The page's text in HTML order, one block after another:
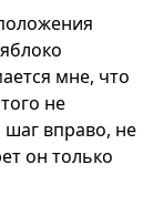
мне, что
не
шаг вправо, не
он только